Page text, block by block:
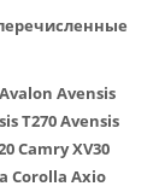
Avalon Avensis
T270Avensis
Camry XV30
Corolla Axio